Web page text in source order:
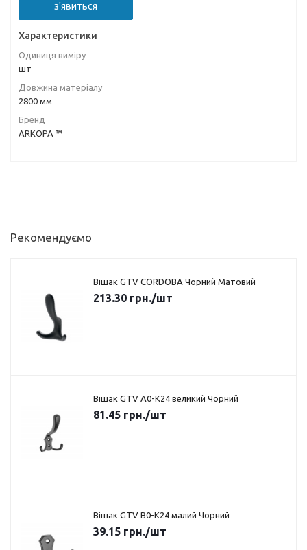
з'явиться
Характеристики
Одиниця виміру
шт
Довжина матеріалу
2800 мм
Бренд
ARKOPA ™
Рекомендуємо
Вішак GTV CORDOBA Чорний Матовий
213.30 грн./шт
Вішак GTV A0-K24 великий Чорний
81.45 грн./шт
Вішак GTV B0-K24 малий Чорний
39.15 грн./шт